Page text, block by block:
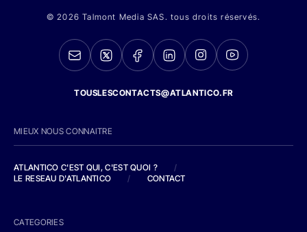
© 2026 Talmont Media SAS. tous droits réservés.
TOUSLESCONTACTS@ATLANTICO.FR
MIEUX NOUS CONNAITRE
ATLANTICO C'EST QUI, C'EST QUOI ?
/
LE RESEAU D'ATLANTICO
/ CONTACT
CATEGORIES